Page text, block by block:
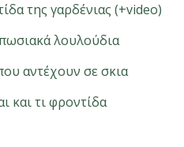
της γαρδένιας (+video)
λουλούδια
αντέχουν σε σκια
και τι φροντίδα